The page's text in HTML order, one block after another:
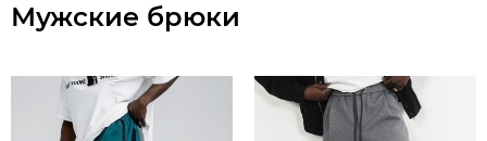
Мужские брюки